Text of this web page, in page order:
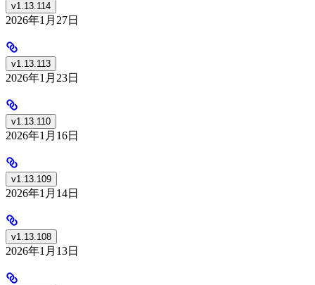
v1.13.114
2026年1月27日
v1.13.113
2026年1月23日
v1.13.110
2026年1月16日
v1.13.109
2026年1月14日
v1.13.108
2026年1月13日